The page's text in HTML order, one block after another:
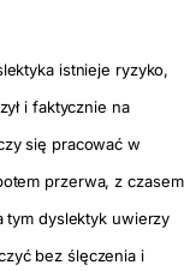
istnieje ryzyko,
i faktycznie na
się pracować w
przerwa, z czasem
tym dyslektyk uwierzy
bez ślęczenia i